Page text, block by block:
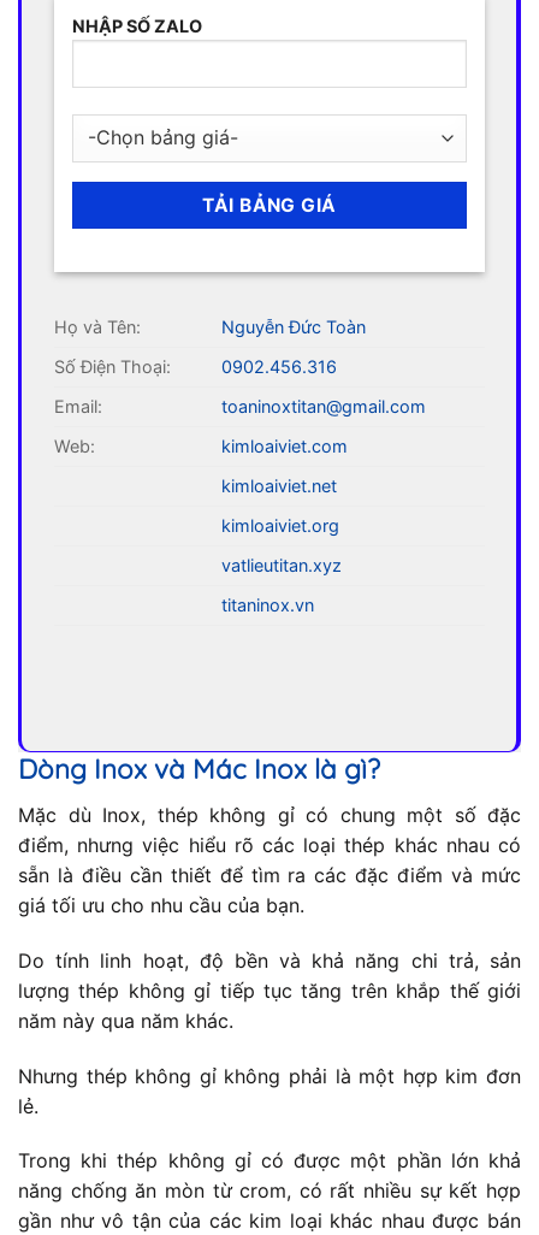
NHẬP SỐ ZALO
Họ và Tên:
Nguyễn Đức Toàn
Số Điện Thoại:
0902.456.316
Email:
toaninoxtitan@gmail.com
Web:
kimloaiviet.com
kimloaiviet.net
kimloaiviet.org
vatlieutitan.xyz
titaninox.vn
Dòng Inox và Mác Inox là gì?
Mặc dù Inox, thép không gỉ có chung một số đặc
điểm, nhưng việc hiểu rõ các loại thép khác nhau có
sẵn là điều cần thiết để tìm ra các đặc điểm và mức
giá tối ưu cho nhu cầu của bạn.
Do tính linh hoạt, độ bền và khả năng chi trả, sản
lượng thép không gỉ tiếp tục tăng trên khắp thế giới
năm này qua năm khác.
Nhưng thép không gỉ không phải là một hợp kim đơn
lẻ.
Trong khi thép không gỉ có được một phần lớn khả
năng chống ăn mòn từ crom, có rất nhiều sự kết hợp
gần như vô tận của các kim loại khác nhau được bán